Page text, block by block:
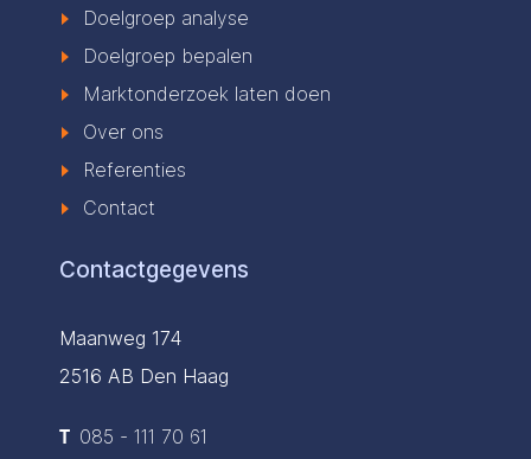
Doelgroep analyse
Doelgroep bepalen
Marktonderzoek laten doen
Over ons
Referenties
Contact
Contactgegevens
Maanweg 174
2516 AB Den Haag
T 085 - 111 70 61